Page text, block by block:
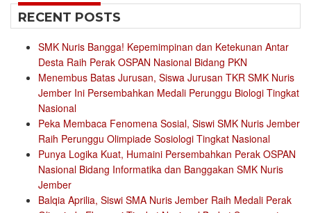
RECENT POSTS
SMK Nuris Bangga! Kepemimpinan dan Ketekunan Antar
Desta Raih Perak OSPAN Nasional Bidang PKN
Menembus Batas Jurusan, Siswa Jurusan TKR SMK Nuris
Jember Ini Persembahkan Medali Perunggu Biologi Tingkat
Nasional
Peka Membaca Fenomena Sosial, Siswi SMK Nuris Jember
Raih Perunggu Olimpiade Sosiologi Tingkat Nasional
Punya Logika Kuat, Humaini Persembahkan Perak OSPAN
Nasional Bidang Informatika dan Banggakan SMK Nuris
Jember
Balqia Aprilia, Siswi SMA Nuris Jember Raih Medali Perak